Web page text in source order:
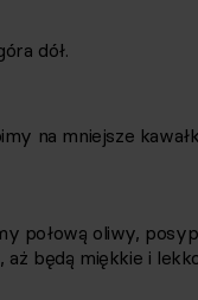
dół.
na mniejsze
połową oliwy,
będą miękkie i